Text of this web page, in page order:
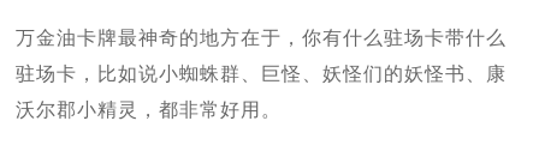
万金油卡牌最神奇的地方在于，你有什么驻场卡带什么
驻场卡，比如说小蜘蛛群、巨怪、妖怪们的妖怪书、康
沃尔郡小精灵，都非常好用。